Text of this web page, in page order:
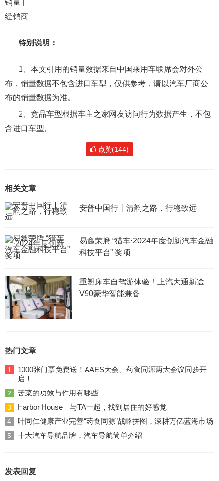
销量 |
经销商
特别说明：
1、本文引用的销量数据来自中国乘用车联席会对外公
布，销量数据不包含进口车型，仅供参考，请以汽车厂商公
布的销量数据为准。
2、竞品车型根据车主之家网友访问行为数据产生，不包
含进口车型。
点赞(144)
相关文章
安普中国行丨清韵之路，行稳致远
易鑫荣膺 “猎车·2024年度创新汽车金融
科技平台” 奖项
重塑床车自驾游体验！上汽大通新途
V90豪华智能兼备
热门文章
1
1000张门票免费送！AAES大会、药食同源两大会议同步开
启！
2 苦菜的功效与作用有哪些
3 Harbor House丨与TA一起，找到居住的好感觉
4 叶同仁健康产业完善“药食同源”战略拼图，深耕万亿蓝海市场
5 十大汽车导航品牌，汽车导航简单介绍
发表回复